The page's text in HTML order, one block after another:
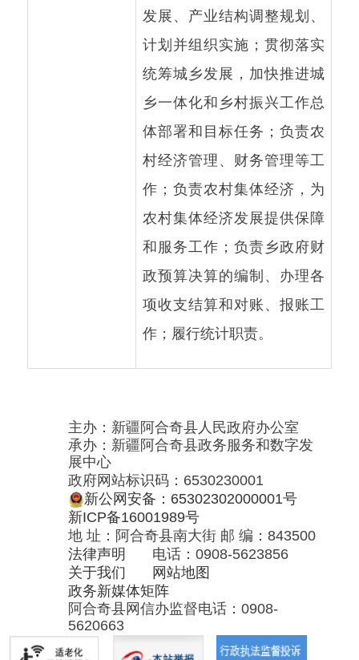
体部署和目标任务；负责农
村经济管理、财务管理等工
作；负责农村集体经济，为
农村集体经济发展提供保障
和服务工作；负责乡政府财
政预算决算的编制、办理各
项收支结算和对账、报账工
承办：新疆阿合奇县政务服务和数字发
政府网站标识码：6530230001
新ICP备16001989号
关于我们
网站地图
政务新媒体矩阵
阿合奇县网信办监督电话：0908-
5620663